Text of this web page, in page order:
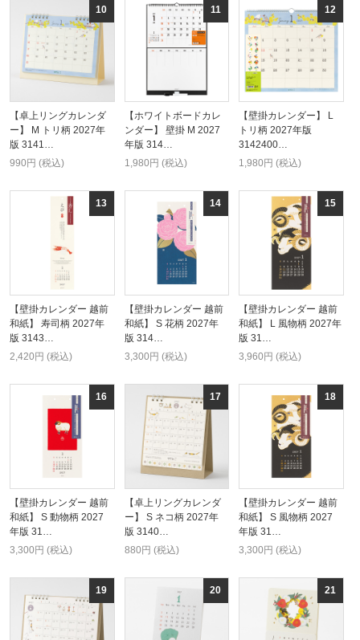
【卓上リングカレンダ
ー】 M トリ柄 2027年
版 3141…
990円 (税込)
【ホワイトボードカレ
ンダー】 壁掛 M 2027
年版 314…
1,980円 (税込)
【壁掛カレンダー】 L
トリ柄 2027年版
3142400…
1,980円 (税込)
【壁掛カレンダー 越前
和紙】 寿司柄 2027年
版 3143…
2,420円 (税込)
【壁掛カレンダー 越前
和紙】 S 花柄 2027年
版 314…
3,300円 (税込)
【壁掛カレンダー 越前
和紙】 L 風物柄 2027年
版 31…
3,960円 (税込)
【壁掛カレンダー 越前
和紙】 S 動物柄 2027
年版 31…
3,300円 (税込)
【卓上リングカレンダ
ー】 S ネコ柄 2027年
版 3140…
880円 (税込)
【壁掛カレンダー 越前
和紙】 S 風物柄 2027
年版 31…
3,300円 (税込)